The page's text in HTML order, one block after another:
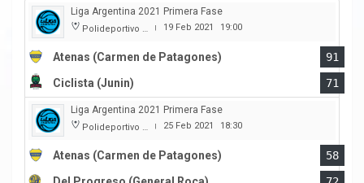
Liga Argentina 2021 Primera Fase
Polideportivo Municipal Ángel Cayetano Arias | 19 Feb 2021 19:00
Atenas (Carmen de Patagones)
91
Ciclista (Junin)
71
Liga Argentina 2021 Primera Fase
Polideportivo Municipal Ángel Cayetano Arias | 25 Feb 2021 18:30
Atenas (Carmen de Patagones)
58